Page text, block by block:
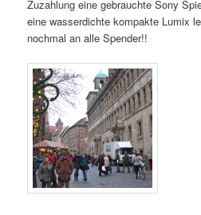
Zuzahlung eine gebrauchte Sony
eine wasserdichte kompakte Lumix
nochmal an alle Spender!!